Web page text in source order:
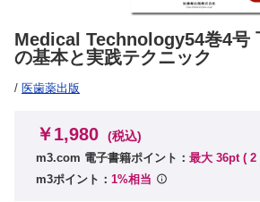
Medical Technology54巻4号
の基本と実践テクニック
/ 医歯薬出版
￥1,980 (税込)
m3.com 電子書籍ポイント： 最大 36pt ( 2
m3ポイント： 1%相当